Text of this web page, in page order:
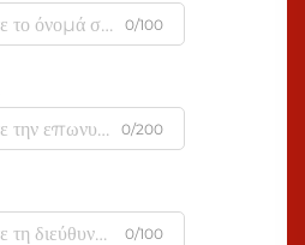
0/100
0/200
0/100